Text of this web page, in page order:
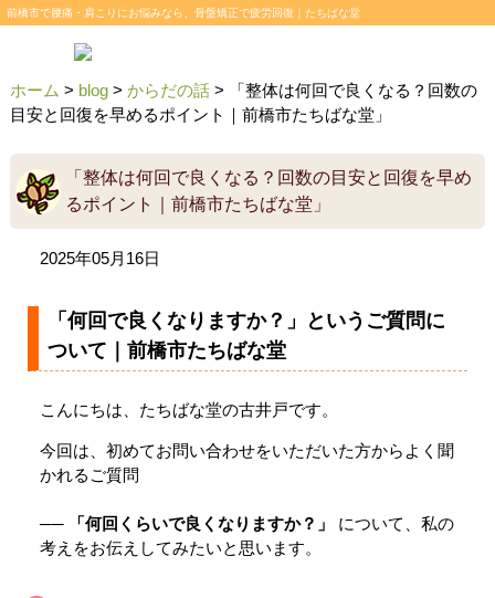
前橋市で腰痛・肩こりにお悩みなら、骨盤矯正で疲労回復｜たちばな堂
ホーム > blog> からだの話>
「整体は何回で良くなる？回数の
目安と回復を早めるポイント｜前橋市たちばな堂」
「整体は何回で良くなる？回数の目安と回復を早め
るポイント｜前橋市たちばな堂」
2025年05月16日
「何回で良くなりますか？」というご質問に
ついて｜前橋市たちばな堂
こんにちは、たちばな堂の古井戸です。
今回は、初めてお問い合わせをいただいた方からよく聞
かれるご質問
── 「何回くらいで良くなりますか？」
について、私の
考えをお伝えしてみたいと思います。